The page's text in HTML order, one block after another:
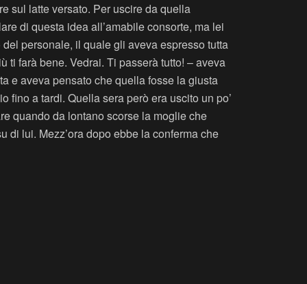
sul latte versato. Per uscire da quella
di questa idea all’amabile consorte, ma lei
personale, il quale gli aveva espresso tutta
farà bene. Vedrai. Ti passerà tutto! – aveva
e aveva pensato che quella fosse la giusta
fino a tardi. Quella sera però era uscito un po’
quando da lontano scorse la moglie che
di lui. Mezz’ora dopo ebbe la conferma che